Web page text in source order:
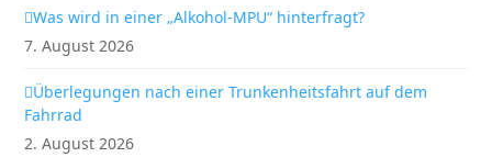
Was wird in einer „Alkohol-MPU“ hinterfragt?
7. August 2026
Überlegungen nach einer Trunkenheitsfahrt auf dem
Fahrrad
2. August 2026